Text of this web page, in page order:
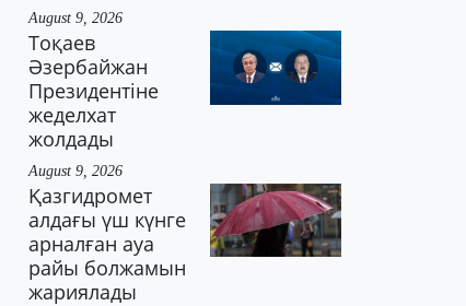
August 9, 2026
Тоқаев
Әзербайжан
Президентіне
жеделхат
жолдады
August 9, 2026
Қазгидромет
алдағы үш күнге
арналған ауа
райы болжамын
жариялады